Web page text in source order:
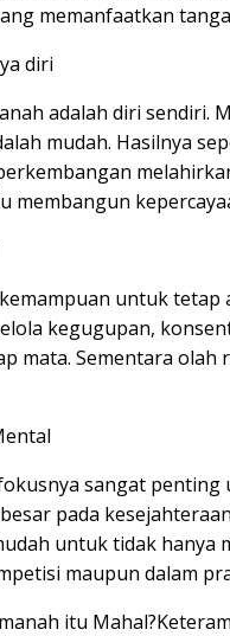
memanfaatkan
diri
adalah diri sendiri.
mudah. Hasilnya
membangun
untuk
kegugupan,
mata. Sementara
sangat
pada
untuk tidak
maupun dalam